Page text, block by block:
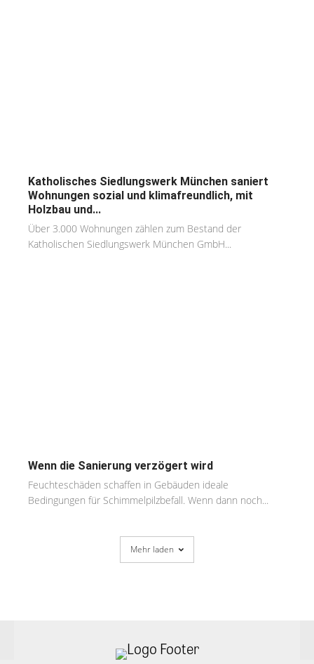
Katholisches Siedlungswerk München saniert
Wohnungen sozial und klimafreundlich, mit
Holzbau und...
Über 3.000 Wohnungen zählen zum Bestand der
Katholischen Siedlungswerk München GmbH...
Wenn die Sanierung verzögert wird
Feuchteschäden schaffen in Gebäuden ideale
Bedingungen für Schimmelpilzbefall. Wenn dann noch...
Mehr laden